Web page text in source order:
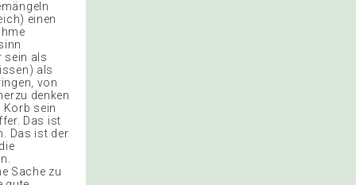
einen
sein als
als
von
denken
Korb sein
Das ist
Das ist der
Sache zu